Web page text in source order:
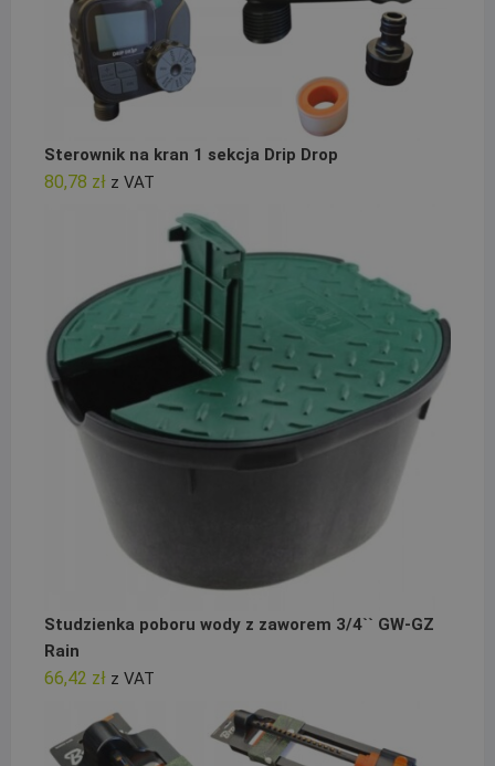
Sterownik na kran 1 sekcja Drip Drop
80,78 zł z VAT
Studzienka poboru wody z zaworem 3/4`` GW-GZ
Rain
66,42 zł z VAT